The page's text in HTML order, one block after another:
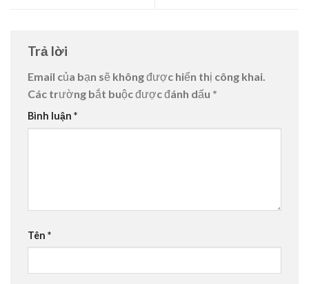
Trả lời
Email của bạn sẽ không được hiển thị công khai.
Các trường bắt buộc được đánh dấu *
Bình luận *
Tên *